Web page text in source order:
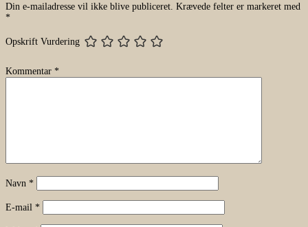
Din e-mailadresse vil ikke blive publiceret. Krævede felter er markeret med
*
Opskrift Vurdering
Kommentar *
Navn *
E-mail *